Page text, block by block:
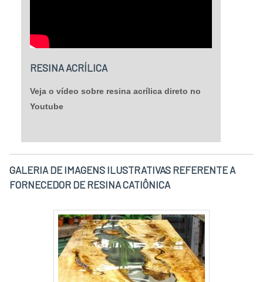
RESINA ACRÍLICA
Veja o vídeo sobre resina acrílica direto no
Youtube
GALERIA DE IMAGENS ILUSTRATIVAS REFERENTE A
FORNECEDOR DE RESINA CATIÔNICA